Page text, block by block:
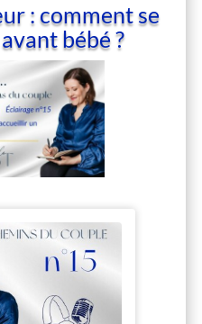
: comment se
bébé ?